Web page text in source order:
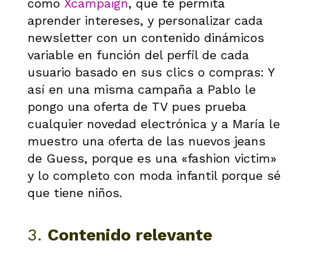
como Xcampaign, que te permita
aprender intereses, y personalizar cada
newsletter con un contenido dinámicos
variable en función del perfil de cada
usuario basado en sus clics o compras: Y
así en una misma campaña a Pablo le
pongo una oferta de TV pues prueba
cualquier novedad electrónica y a María le
muestro una oferta de las nuevos jeans
de Guess, porque es una «fashion victim»
y lo completo con moda infantil porque sé
que tiene niños.
3. Contenido relevante